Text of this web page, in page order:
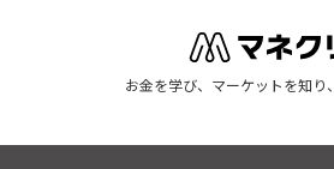
お金を学び、マーケットを知り